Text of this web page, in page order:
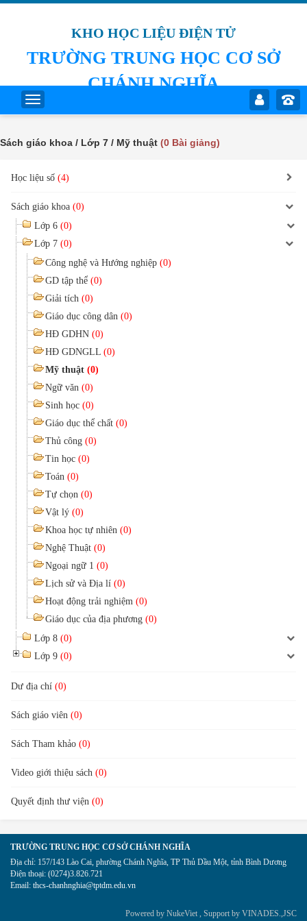
KHO HỌC LIỆU ĐIỆN TỬ
TRƯỜNG TRUNG HỌC CƠ SỞ
CHÁNH NGHĨA
Sách giáo khoa / Lớp 7 / Mỹ thuật (0 Bài giảng)
Học liệu số (4)
Sách giáo khoa (0)
Lớp 6 (0)
Lớp 7 (0)
Công nghệ và Hướng nghiệp (0)
GD tập thể (0)
Giải tích (0)
Giáo dục công dân (0)
HĐ GDHN (0)
HĐ GDNGLL (0)
Mỹ thuật (0)
Ngữ văn (0)
Sinh học (0)
Giáo dục thể chất (0)
Thủ công (0)
Tin học (0)
Toán (0)
Tự chọn (0)
Vật lý (0)
Khoa học tự nhiên (0)
Nghệ Thuật (0)
Ngoại ngữ 1 (0)
Lịch sử và Địa lí (0)
Hoạt động trải nghiệm (0)
Giáo dục của địa phương (0)
Lớp 8 (0)
Lớp 9 (0)
Dư địa chí (0)
Sách giáo viên (0)
Sách Tham khảo (0)
Video giới thiệu sách (0)
Quyết định thư viện (0)
TRƯỜNG TRUNG HỌC CƠ SỞ CHÁNH NGHĨA
Địa chỉ: 157/143 Lào Cai, phường Chánh Nghĩa, TP Thủ Dầu Một, tỉnh Bình Dương
Điện thoại: (0274)3.826.721
Email: thcs-chanhnghia@tptdm.edu.vn
Powered by NukeViet , Support by VINADES.,JSC